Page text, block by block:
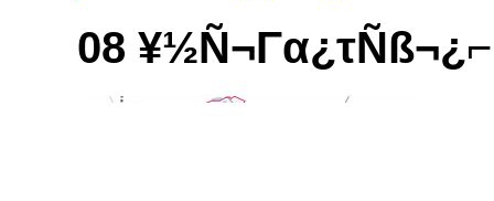
08